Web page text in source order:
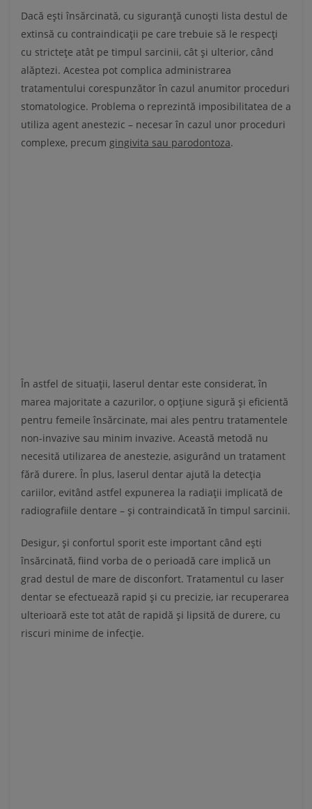
Dacă ești însărcinată, cu siguranță cunoști lista destul de
extinsă cu contraindicații pe care trebuie să le respecți
cu strictețe atât pe timpul sarcinii, cât și ulterior, când
alăptezi. Acestea pot complica administrarea
tratamentului corespunzător în cazul anumitor proceduri
stomatologice. Problema o reprezintă imposibilitatea de a
utiliza agent anestezic – necesar în cazul unor proceduri
complexe, precum gingivita sau parodontoza.
În astfel de situații, laserul dentar este considerat, în
marea majoritate a cazurilor, o opțiune sigură și eficientă
pentru femeile însărcinate, mai ales pentru tratamentele
non-invazive sau minim invazive. Această metodă nu
necesită utilizarea de anestezie, asigurând un tratament
fără durere. În plus, laserul dentar ajută la detecția
cariilor, evitând astfel expunerea la radiații implicată de
radiografiile dentare – și contraindicată în timpul sarcinii.
Desigur, și confortul sporit este important când ești
însărcinată, fiind vorba de o perioadă care implică un
grad destul de mare de disconfort. Tratamentul cu laser
dentar se efectuează rapid și cu precizie, iar recuperarea
ulterioară este tot atât de rapidă și lipsită de durere, cu
riscuri minime de infecție.